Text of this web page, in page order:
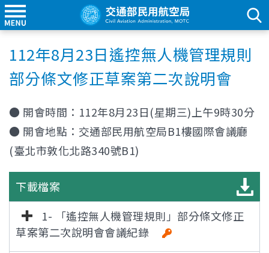
112年8月23日遙控無人機管理規則
部分條文修正草案第二次說明會
● 開會時間： 112年8月23日(星期三)上午9時30分
● 開會地點： 交通部民用航空局B1樓國際會議廳
(臺北市敦化北路340號B1)
下載檔案
1- 「遙控無人機管理規則」部分條文修正
草案第二次說明會會議紀錄